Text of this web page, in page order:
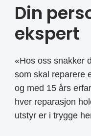
Din
ekspert
«Hos oss snakker
som skal reparere
og med 15 års
hver reparasjon
utstyr er i trygge